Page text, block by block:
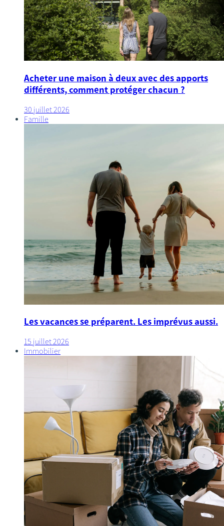
Acheter une maison à deux avec des apports
différents, comment protéger chacun ?
30 juillet 2026
Famille
Les vacances se préparent. Les imprévus aussi.
15 juillet 2026
Immobilier